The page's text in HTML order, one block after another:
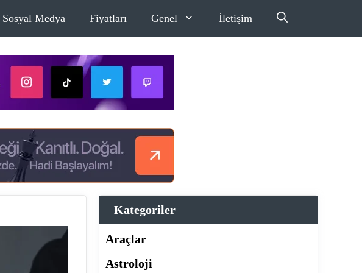
Sosyal Medya Fiyatları Genel İletişim
Kategoriler
Araçlar
Astroloji